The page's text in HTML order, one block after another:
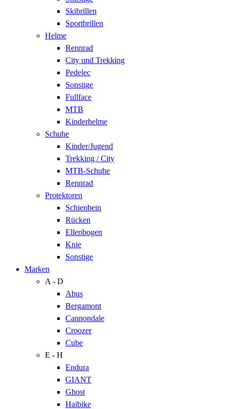
Skibrillen
Sportbrillen
Helme
Rennrad
City und Trekking
Pedelec
Sonstige
Fullface
MTB
Kinderhelme
Schuhe
Kinder/Jugend
Trekking / City
MTB-Schuhe
Rennrad
Protektoren
Schienbein
Rücken
Ellenbogen
Knie
Sonstige
Marken
A - D
Abus
Bergamont
Cannondale
Croozer
Cube
E - H
Endura
GIANT
Ghost
Haibike